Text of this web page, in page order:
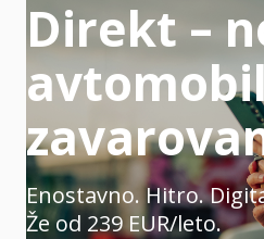
Direkt –
Enostavno. Hitro.
Že od 239 EUR/leto.